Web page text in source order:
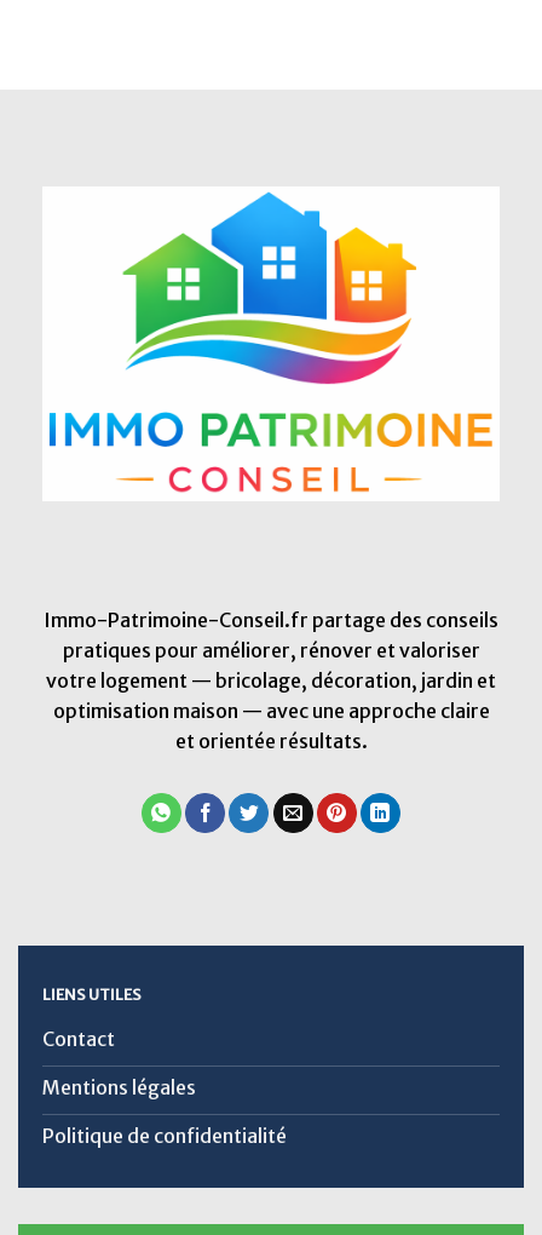
Immo-Patrimoine-Conseil.fr partage des conseils
pratiques pour améliorer, rénover et valoriser
votre logement — bricolage, décoration, jardin et
optimisation maison — avec une approche claire
et orientée résultats.
LIENS UTILES
Contact
Mentions légales
Politique de confidentialité